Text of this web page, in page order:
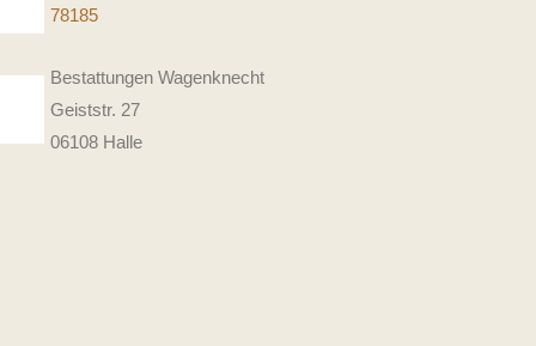
78185
Bestattungen Wagenknecht
Geiststr. 27
06108 Halle